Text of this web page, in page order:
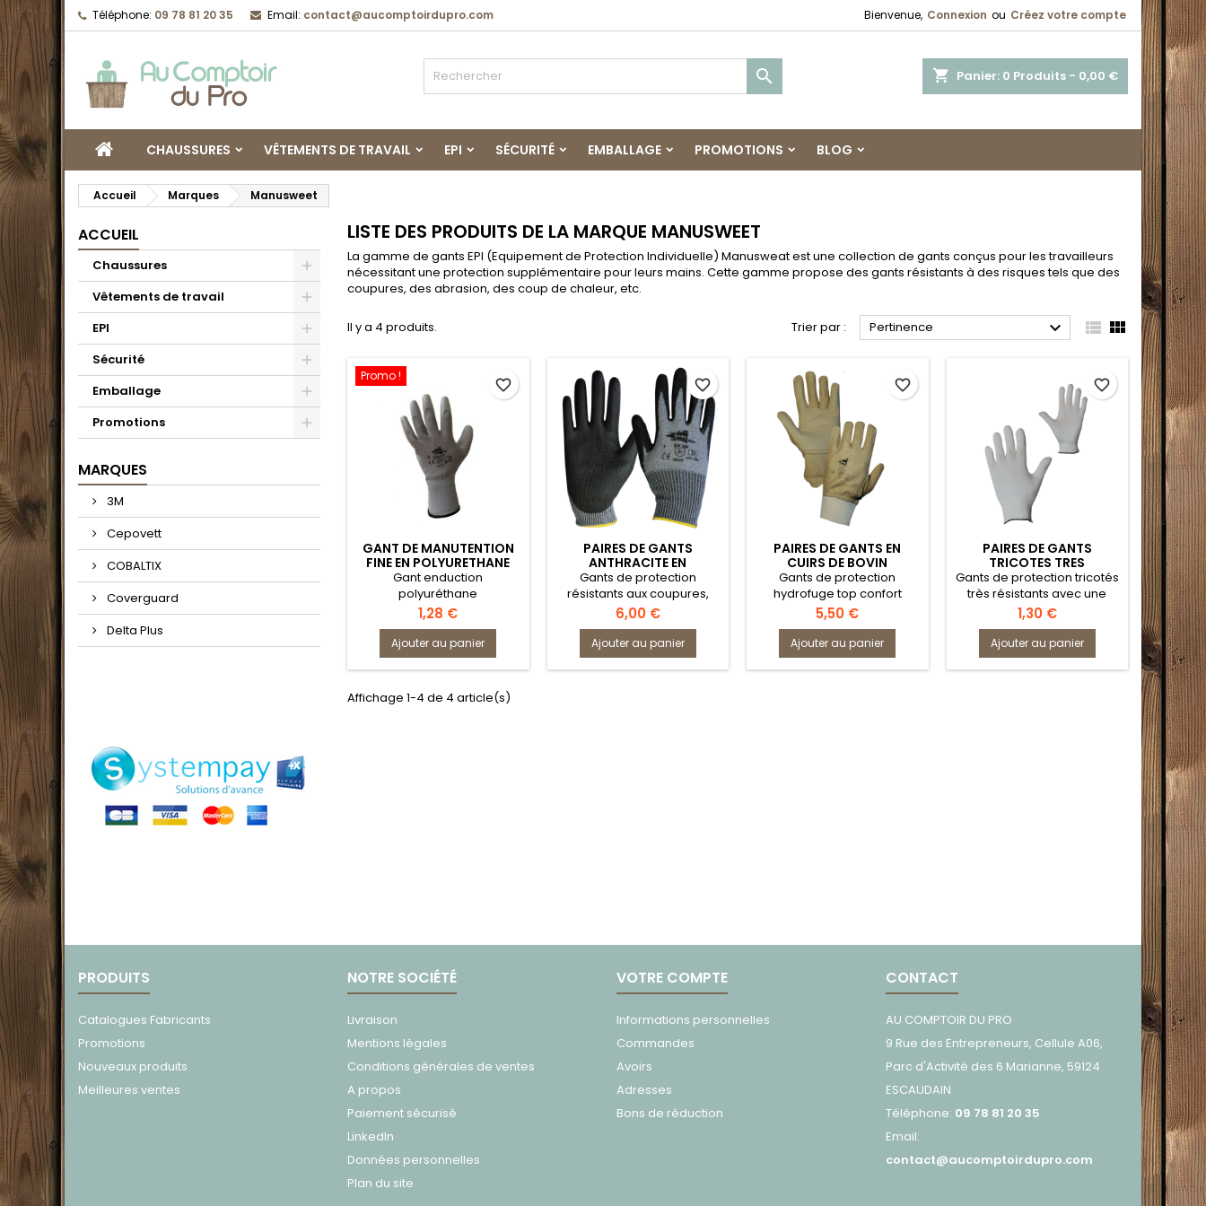
Téléphone: 09 78 81 20 35 Email: contact@aucomptoirdupro.com Bienvenue, Connexion ou Créez votre compte
shopping_cart Panier: 0 Produits - 0,00 €

CHAUSSURES VÊTEMENTS DE TRAVAIL EPI SÉCURITÉ EMBALLAGE PROMOTIONS BLOG
Accueil Marques Manusweet
ACCUEIL
Chaussures
Vêtements de travail
EPI
Sécurité
Emballage
Promotions
MARQUES
3M
Cepovett
COBALTIX
Coverguard
Delta Plus
LISTE DES PRODUITS DE LA MARQUE MANUSWEET
La gamme de gants EPI (Equipement de Protection Individuelle) Manusweat est une collection de gants conçus pour les travailleurs
nécessitant une protection supplémentaire pour leurs mains. Cette gamme propose des gants résistants à des risques tels que des
coupures, des abrasion, des coup de chaleur, etc.
Il y a 4 produits. Trier par : Pertinence   
Promo !
GANT DE MANUTENTION
FINE EN POLYURETHANE
MF103
Gant enduction
polyuréthane
Prix
1,28 €
Ajouter au panier
favorite_border
PAIRES DE GANTS
ANTHRACITE EN
POLYURETHANE
Gants de protection
résistants aux coupures,
déchirures et à l'abrasion
Prix
6,00 €
Ajouter au panier
favorite_border
PAIRES DE GANTS EN
CUIRS DE BOVIN
HYDROFUGES
Gants de protection
hydrofuge top confort
Prix
5,50 €
Ajouter au panier
favorite_border
PAIRES DE GANTS
TRICOTES TRES
RESISTANTS
Gants de protection tricotés
très résistants avec une
grande dextérité
Prix
1,30 €
Ajouter au panier
favorite_border
Affichage 1-4 de 4 article(s)
PRODUITS
Catalogues Fabricants
Promotions
Nouveaux produits
Meilleures ventes
NOTRE SOCIÉTÉ
Livraison
Mentions légales
Conditions générales de ventes
A propos
Paiement sécurisé
LinkedIn
Données personnelles
Plan du site
VOTRE COMPTE
Informations personnelles
Commandes
Avoirs
Adresses
Bons de réduction
CONTACT
AU COMPTOIR DU PRO
9 Rue des Entrepreneurs, Cellule A06,
Parc d'Activité des 6 Marianne, 59124
ESCAUDAIN
Téléphone: 09 78 81 20 35
Email:
contact@aucomptoirdupro.com